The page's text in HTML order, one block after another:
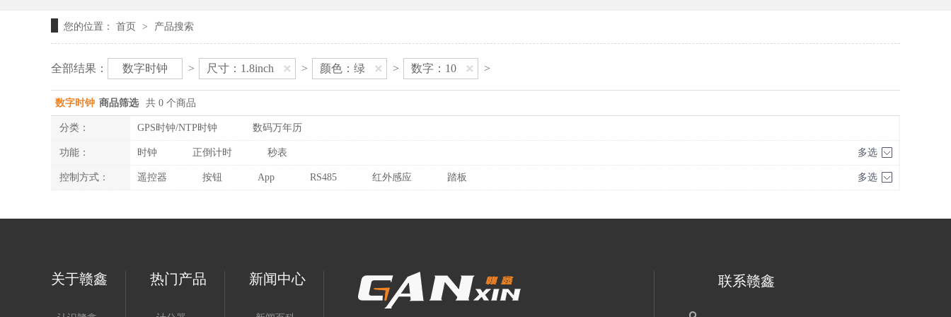
您的位置： 首页 > 产品搜索
全部结果： 数字时钟 > 尺寸：1.8inch > 颜色：绿 > 数字：10 >
数字时钟 商品筛选 共 0 个商品
分类： GPS时钟/NTP时钟 数码万年历
功能： 时钟 正倒计时 秒表 多选
控制方式： 遥控器 按钮 App RS485 红外感应 踏板 多选
关于赣鑫 热门产品 新闻中心 联系赣鑫